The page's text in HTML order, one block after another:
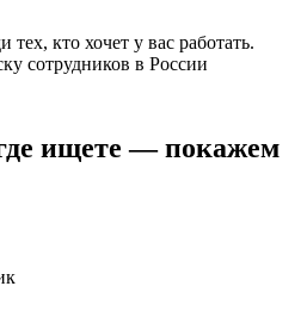
тех, кто хочет у вас работать.
сотрудников в России
ищете — покажем